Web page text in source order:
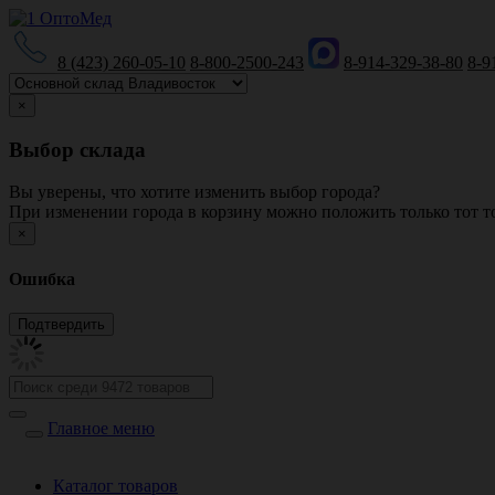
8 (423) 260-05-10 8-800-2500-243 8-914-329-38-80 8-
×
Выбор склада
Вы уверены, что хотите изменить выбор города?
При изменении города в корзину можно положить только тот
×
Ошибка
Главное меню
Каталог товаров